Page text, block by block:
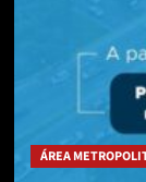
ÁREA